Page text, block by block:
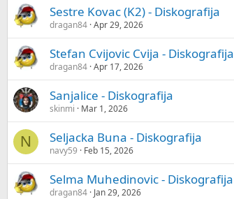
Sestre Kovac (K2) - Diskografija
dragan84 Apr 29, 2026
Stefan Cvijovic Cvija - Diskografija
dragan84 Apr 17, 2026
Sanjalice - Diskografija
skinmi Mar 1, 2026
N Seljacka Buna - Diskografija
navy59 Feb 15, 2026
Selma Muhedinovic - Diskografija
dragan84 Jan 29, 2026